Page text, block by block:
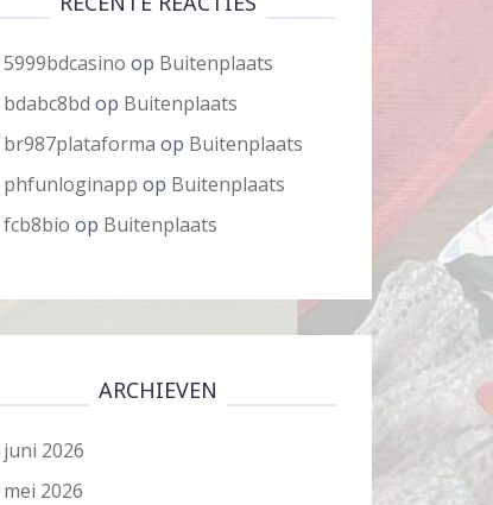
5999bdcasino op Buitenplaats
bdabc8bd op Buitenplaats
br987plataforma op Buitenplaats
phfunloginapp op Buitenplaats
fcb8bio op Buitenplaats
ARCHIEVEN
juni 2026
mei 2026